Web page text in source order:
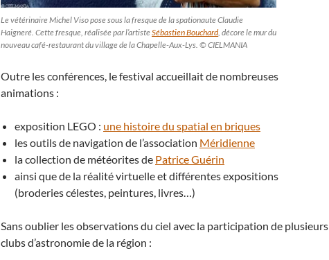
Le vétérinaire Michel Viso pose sous la fresque de la spationaute Claudie
Haigneré. Cette fresque, réalisée par l’artisteSébastien Bouchard, décore le mur du
nouveau café-restaurant du village de la Chapelle-Aux-Lys. © CIELMANIA
Outre les conférences, le festival accueillait de nombreuses
animations :
exposition LEGO : une histoire du spatial en briques
les outils de navigation de l’association Méridienne
la collection de météorites de Patrice Guérin
ainsi que de la réalité virtuelle et différentes expositions
(broderies célestes, peintures, livres…)
Sans oublier les observations du ciel avec la participation de plusieurs
clubs d’astronomie de la région :